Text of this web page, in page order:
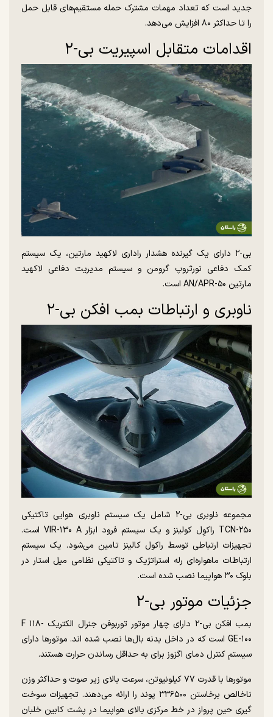
جدید است که تعداد مهمات مشترک حمله مستقیم‌های قابل حمل
را تا حداکثر ۸۰ افزایش می‌دهد.
اقدامات متقابل اسپیریت بی-۲
بی-۲ دارای یک گیرنده هشدار راداری لاکهید مارتین، یک سیستم
کمک دفاعی نورثروپ گرومن و سیستم مدیریت دفاعی لاکهید
مارتین AN/APR-۵۰ است.
ناوبری و ارتباطات بمب افکن بی-۲
مجموعه ناوبری بی-۲ شامل یک سیستم ناوبری هوایی تاکتیکی
TCN-۲۵۰ راکوِِل کولینز و یک سیستم فرود ابزار VIR-۱۳۰ A است.
تجهیزات ارتباطی توسط راکول کالینز تامین می‌شود. یک سیستم
ارتباطات ماهواره‌ای رله استراتژیک و تاکتیکی نظامی میل استار در
بلوک ۳۰ هواپیما نصب شده است.
جزئیات موتور بی-۲
بمب افکن بی-۲ دارای چهار موتور توربوفن جنرال الکتریک F ۱۱۸-
GE-۱۰۰ است که در داخل بدنه بال‌ها نصب شده اند. موتور‌ها دارای
سیستم کنترل دمای اگزوز برای به حداقل رساندن حرارت هستند.
موتور‌ها با قدرت ۷۷ کیلونیوتن، سرعت بالای زیر صوت و حداکثر وزن
ناخالص برخاستن ۳۳۶۵۰۰ پوند را ارائه می‌دهند. تجهیزات سوخت
گیری حین پرواز در خط مرکزی بالای هواپیما در پشت کابین خلبان